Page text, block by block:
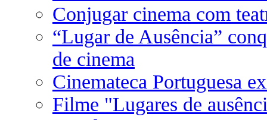
Conjugar cinema com
“Lugar de Ausência”
de cinema
Cinemateca Portuguesa
Filme "Lugares de